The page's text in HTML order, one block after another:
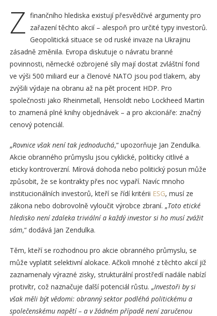
Z finančního hlediska existují přesvědčivé argumenty pro
zařazení těchto akcií – alespoň pro určité typy investorů.
Geopolitická situace se od ruské invaze na Ukrajinu
zásadně změnila. Evropa diskutuje o návratu branné
povinnosti, německé ozbrojené síly mají dostat zvláštní fond
ve výši 500 miliard eur a členové NATO jsou pod tlakem, aby
zvýšili výdaje na obranu až na pět procent HDP. Pro
společnosti jako Rheinmetall, Hensoldt nebo Lockheed Martin
to znamená plné knihy objednávek – a pro akcionáře: značný
cenový potenciál.
„Rovnice však není tak jednoduchá,“ upozorňuje Jan Zendulka.
Akcie obranného průmyslu jsou cyklické, politicky citlivé a
eticky kontroverzní. Mírová dohoda nebo politický posun může
způsobit, že se kontrakty přes noc vypaří. Navíc mnoho
institucionálních investorů, kteří se řídí kritérii ESG, musí ze
zákona nebo dobrovolně vyloučit výrobce zbraní. „Toto etické
hledisko není zdaleka triviální a každý investor si ho musí zvážit
sám,“ dodává Jan Zendulka.
Těm, kteří se rozhodnou pro akcie obranného průmyslu, se
může vyplatit selektivní alokace. Ačkoli mnohé z těchto akcií již
zaznamenaly výrazné zisky, strukturální prostředí nadále nabízí
protivítr, což naznačuje další potenciál růstu. „Investoři by si
však měli být vědomi: obranný sektor podléhá politickému a
společenskému napětí – a v žádném případě není zaručenou